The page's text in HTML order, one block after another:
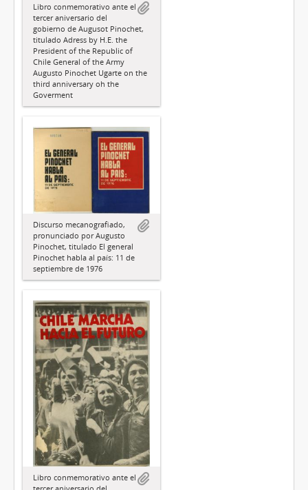
Libro conmemorativo ante el
tercer aniversario del
gobierno de Augusot Pinochet,
titulado Adress by H.E. the
President of the Republic of
Chile General of the Army
Augusto Pinochet Ugarte on the
third anniversary oh the
Goverment
Discurso mecanografiado,
pronunciado por Augusto
Pinochet, titulado El general
Pinochet habla al país: 11 de
septiembre de 1976
Libro conmemorativo ante el